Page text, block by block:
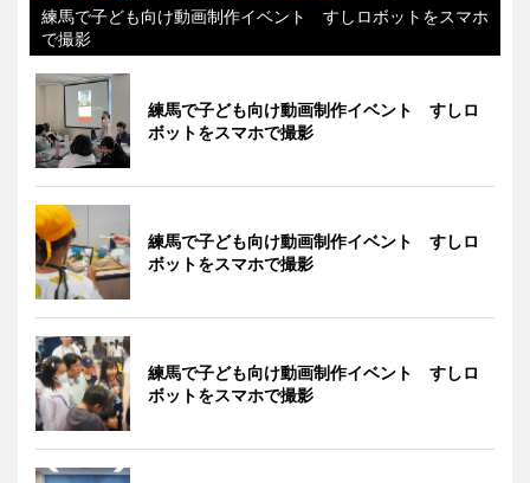
練馬で子ども向け動画制作イベント すしロボットをスマホ
で撮影
練馬で子ども向け動画制作イベント すしロ
ボットをスマホで撮影
練馬で子ども向け動画制作イベント すしロ
ボットをスマホで撮影
練馬で子ども向け動画制作イベント すしロ
ボットをスマホで撮影